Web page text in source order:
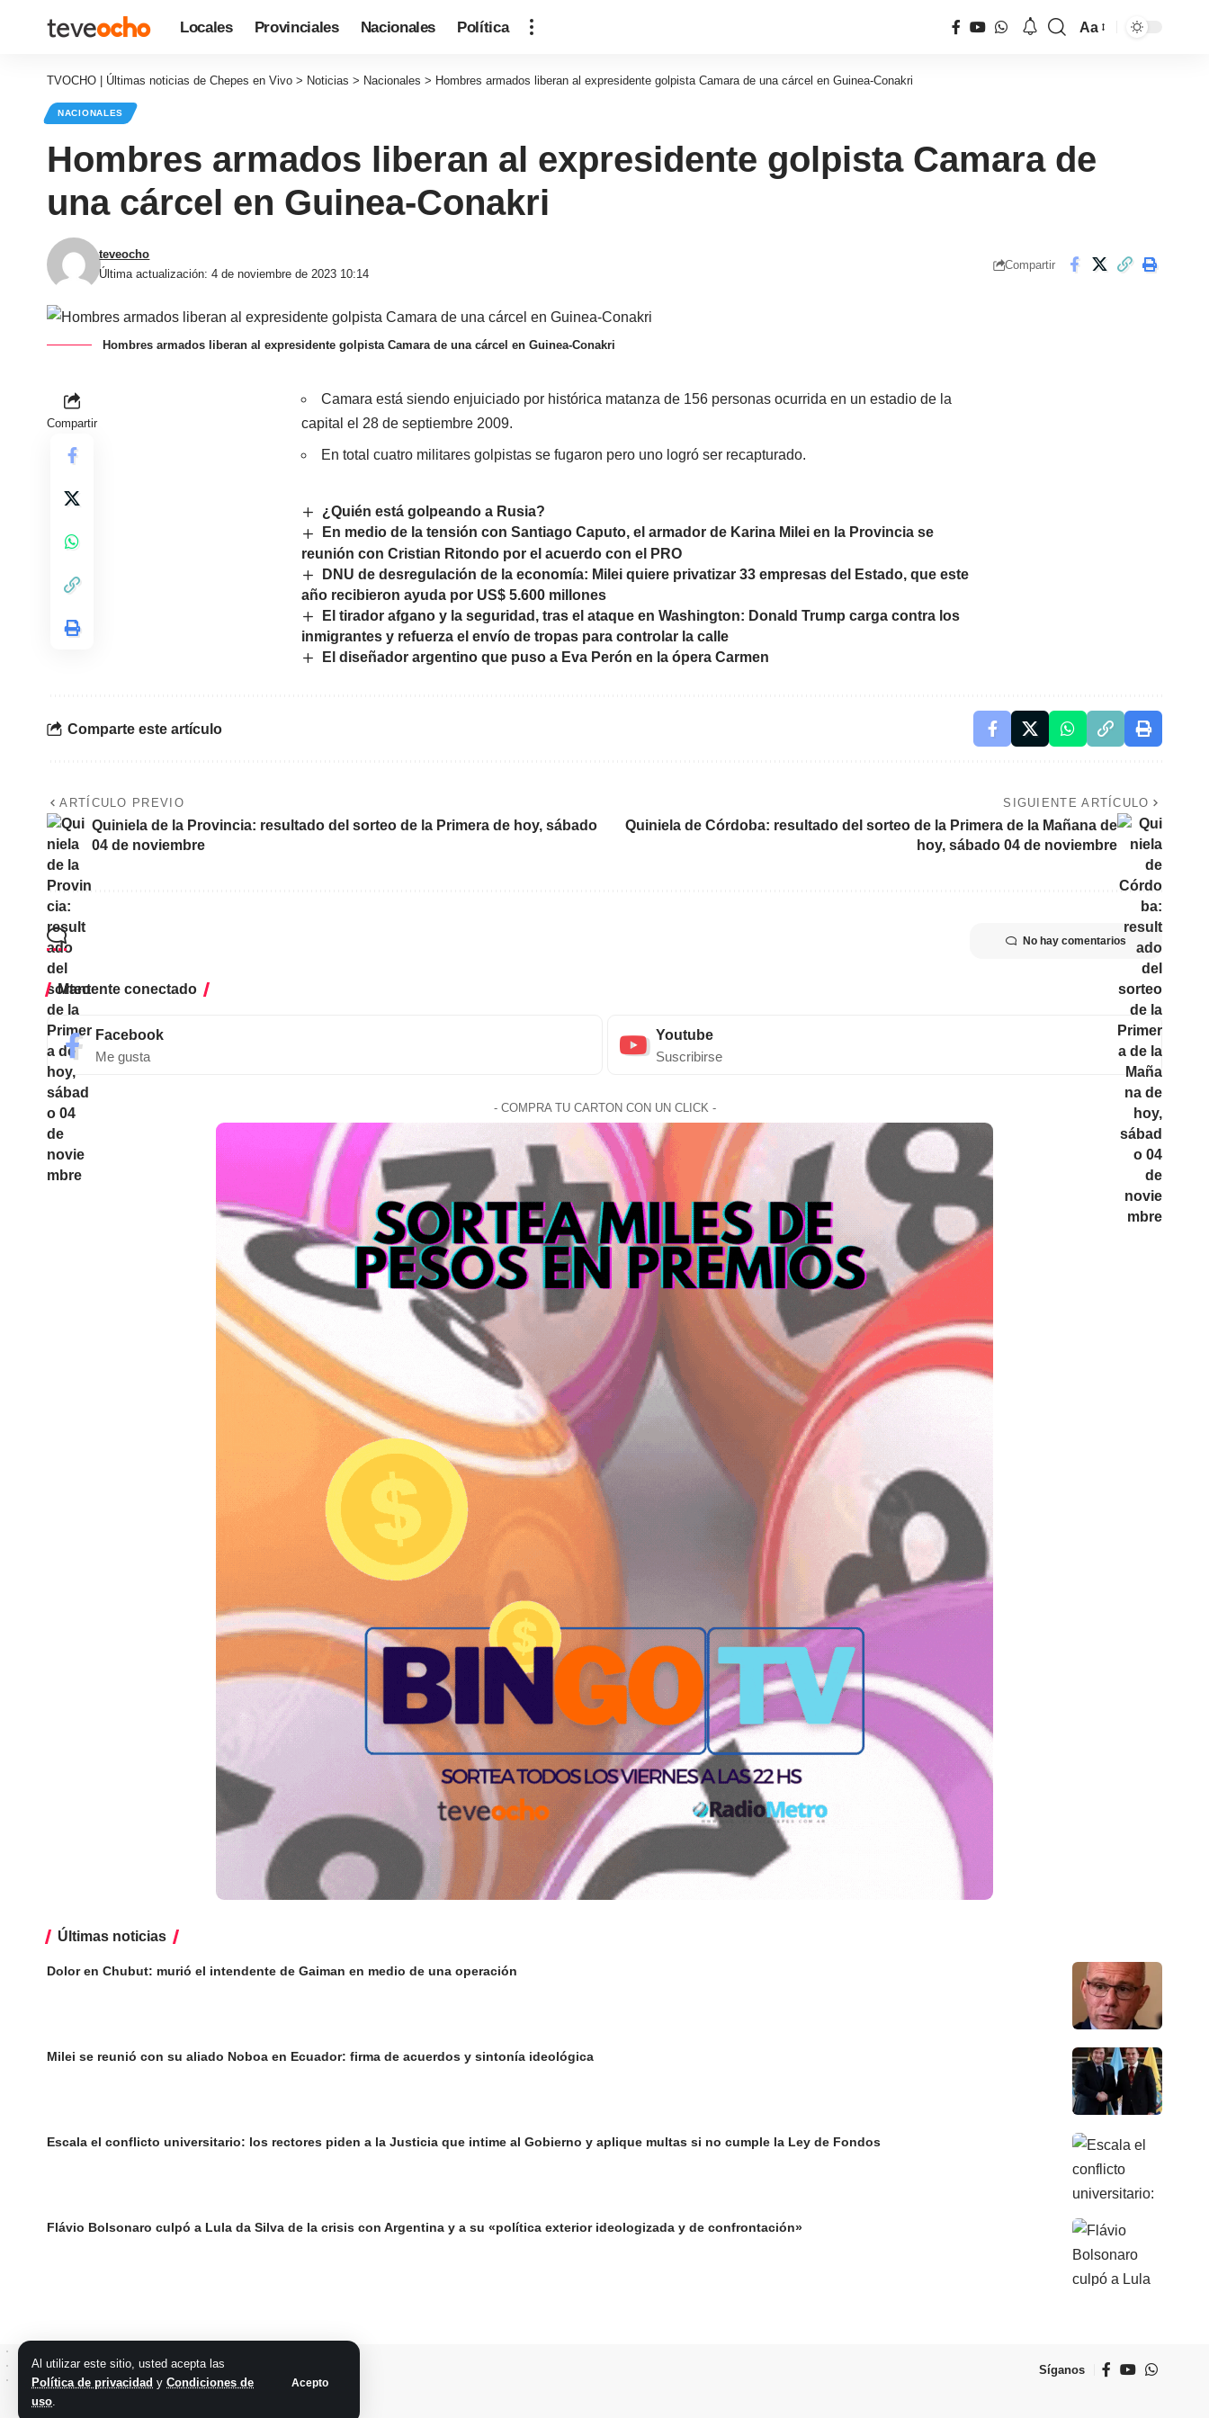
Al utilizar este sitio, usted acepta las
Política de privacidad y Condiciones de
uso.
Acepto
Locales Provinciales Nacionales Política Aa
TVOCHO | Últimas noticias de Chepes en Vivo > Noticias > Nacionales > Hombres armados liberan al expresidente golpista Camara de una cárcel en Guinea-Conakri
NACIONALES
Hombres armados liberan al expresidente golpista Camara de
una cárcel en Guinea-Conakri
Última actualización: 4 de noviembre de 2023 10:14
teveocho
Compartir
Hombres armados liberan al expresidente golpista Camara de una cárcel en Guinea-Conakri
Compartir
Camara está siendo enjuiciado por histórica matanza de 156 personas ocurrida en un estadio de la
capital el 28 de septiembre 2009.
En total cuatro militares golpistas se fugaron pero uno logró ser recapturado.
¿Quién está golpeando a Rusia?
En medio de la tensión con Santiago Caputo, el armador de Karina Milei en la Provincia se
reunión con Cristian Ritondo por el acuerdo con el PRO
DNU de desregulación de la economía: Milei quiere privatizar 33 empresas del Estado, que este
año recibieron ayuda por US$ 5.600 millones
El tirador afgano y la seguridad, tras el ataque en Washington: Donald Trump carga contra los
inmigrantes y refuerza el envío de tropas para controlar la calle
El diseñador argentino que puso a Eva Perón en la ópera Carmen
Comparte este artículo
ARTÍCULO PREVIO
Quiniela de la Provincia: resultado del sorteo de la Primera de hoy, sábado
04 de noviembre
SIGUIENTE ARTÍCULO
Quiniela de Córdoba: resultado del sorteo de la Primera de la Mañana de
hoy, sábado 04 de noviembre
No hay comentarios
Mantente conectado
Facebook
Me gusta
Youtube
Suscribirse
- COMPRA TU CARTON CON UN CLICK -
Últimas noticias
Dolor en Chubut: murió el intendente de Gaiman en medio de una operación
Milei se reunió con su aliado Noboa en Ecuador: firma de acuerdos y sintonía ideológica
Escala el conflicto universitario: los rectores piden a la Justicia que intime al Gobierno y aplique multas si no cumple la Ley de Fondos
Flávio Bolsonaro culpó a Lula da Silva de la crisis con Argentina y a su «política exterior ideologizada y de confrontación»
Síganos